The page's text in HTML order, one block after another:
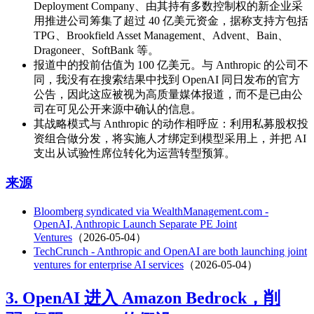
Deployment Company、由其持有多数控制权的新企业采
用推进公司筹集了超过 40 亿美元资金，据称支持方包括
TPG、Brookfield Asset Management、Advent、Bain、
Dragoneer、SoftBank 等。
报道中的投前估值为 100 亿美元。与 Anthropic 的公司不
同，我没有在搜索结果中找到 OpenAI 同日发布的官方
公告，因此这应被视为高质量媒体报道，而不是已由公
司在可见公开来源中确认的信息。
其战略模式与 Anthropic 的动作相呼应：利用私募股权投
资组合做分发，将实施人才绑定到模型采用上，并把 AI
支出从试验性席位转化为运营转型预算。
来源
Bloomberg syndicated via WealthManagement.com -
OpenAI, Anthropic Launch Separate PE Joint
Ventures （2026-05-04）
TechCrunch - Anthropic and OpenAI are both launching joint
ventures for enterprise AI services （2026-05-04）
3. OpenAI 进入 Amazon Bedrock，削